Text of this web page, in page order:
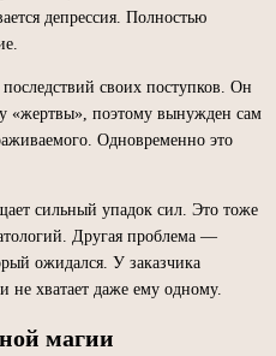
депрессия. Полностью
своих поступков. Он
«жертвы», поэтому вынужден сам
Одновременно это
сильный упадок сил. Это тоже
Другая проблема —
ожидался. У заказчика
не хватает даже ему одному.
магии